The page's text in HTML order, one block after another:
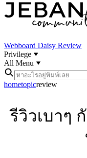
Webboard Daisy Review
Privilege
All Menu
hometopicreview
รีวิวเบาๆ